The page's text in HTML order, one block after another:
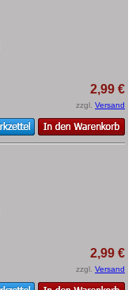
2,99 €
zzgl. Versand
2,99 €
zzgl. Versand